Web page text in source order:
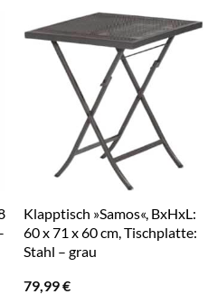
Klapptisch »Samos«, BxHxL:
60 x 71 x 60 cm, Tischplatte:
Stahl – grau
79,99€